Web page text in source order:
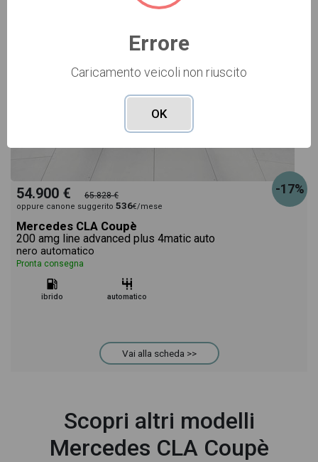
-17%
54.900 € 65.828 €
oppure canone suggerito 536€/mese
Mercedes CLA Coupè
200 amg line advanced plus 4matic auto
nero automatico
Pronta consegna
ibrido automatico
Vai alla scheda >>
Scopri altri modelli
Mercedes CLA Coupè
Errore
Caricamento veicoli non riuscito
OK